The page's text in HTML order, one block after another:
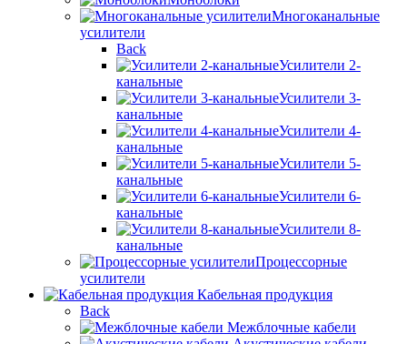
Многоканальные
усилители
Back
Усилители 2-
канальные
Усилители 3-
канальные
Усилители 4-
канальные
Усилители 5-
канальные
Усилители 6-
канальные
Усилители 8-
канальные
Процессорные
усилители
Кабельная продукция
Back
Межблочные кабели